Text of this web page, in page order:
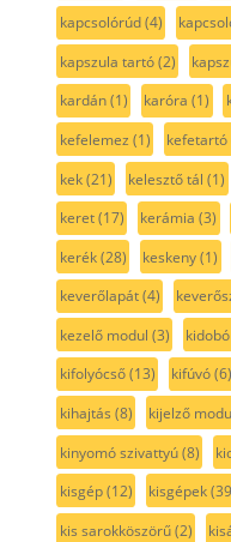
kapcsolórúd(4)
kapszula tartó(2)
kardán(1) karóra (1)
kefelemez (1) kefetartó
kek(21) kelesztő tál (1)
keret(17) kerámia (3)
kerék(28) keskeny(1)
keverőlapát(4)
kezelő modul (3) kidobó
kifolyócső(13) kifúvó(6)
kihajtás (8) kijelző
kinyomó szivattyú(8)
kisgép(12) kisgépek
kis sarokköszörű(2)